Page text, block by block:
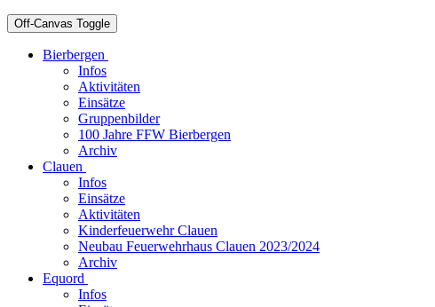
Off-Canvas Toggle
Bierbergen
Infos
Aktivitäten
Einsätze
Gruppenbilder
100 Jahre FFW Bierbergen
Archiv
Clauen
Infos
Einsätze
Aktivitäten
Kinderfeuerwehr Clauen
Neubau Feuerwehrhaus Clauen 2023/2024
Archiv
Equord
Infos